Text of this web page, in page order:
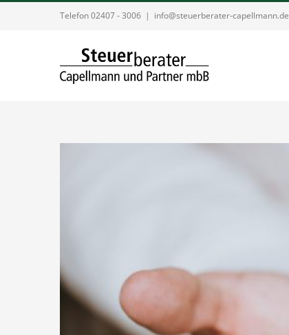
Telefon 02407 - 3006 | info@steuerberater-capellmann.de